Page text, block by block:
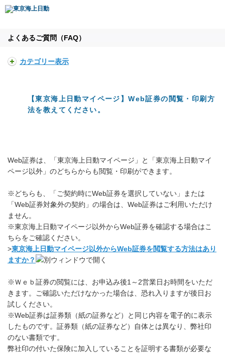
よくあるご質問（FAQ）
カテゴリー表示
【東京海上日動マイページ】Web証券の閲覧・印刷方
法を教えてください。
Web証券は、「東京海上日動マイページ」と「東京海上日動マイ
ページ以外」のどちらからも閲覧・印刷ができます。
※どちらも、「ご契約時にWeb証券を選択していない」または
「Web証券対象外の契約」の場合は、Web証券はご利用いただけ
ません。
※東京海上日動マイページ以外からWeb証券を確認する場合はこ
ちらをご確認ください。
>東京海上日動マイページ以外からWeb証券を閲覧する方法はあり
ますか？
※Ｗｅｂ証券の閲覧には、お申込み後1～2営業日お時間をいただ
きます。ご確認いただけなかった場合は、恐れ入りますが後日お
試しください。
※Web証券は証券類（紙の証券など）と同じ内容を電子的に表示
したものです。証券類（紙の証券など）自体とは異なり、弊社印
のない書類です。
弊社印の付いた保険に加入していることを証明する書類が必要な